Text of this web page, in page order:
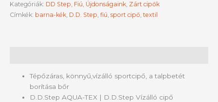
Kategóriák: DD Step, Fiú, Újdonságaink, Zárt cipők
Címkék: barna-kék, D.D. Step, fiú, sport cipő, textil
Tépőzáras, könnyű,vízálló sportcipő, a talpbetét
borítása bőr
D.D.Step AQUA-TEX | D.D.Step Vízálló cipő